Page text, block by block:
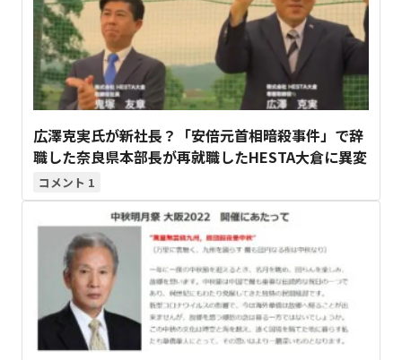
広澤克実氏が新社長？「安倍元首相暗殺事件」で辞
職した奈良県本部長が再就職したHESTA大倉に異変
1